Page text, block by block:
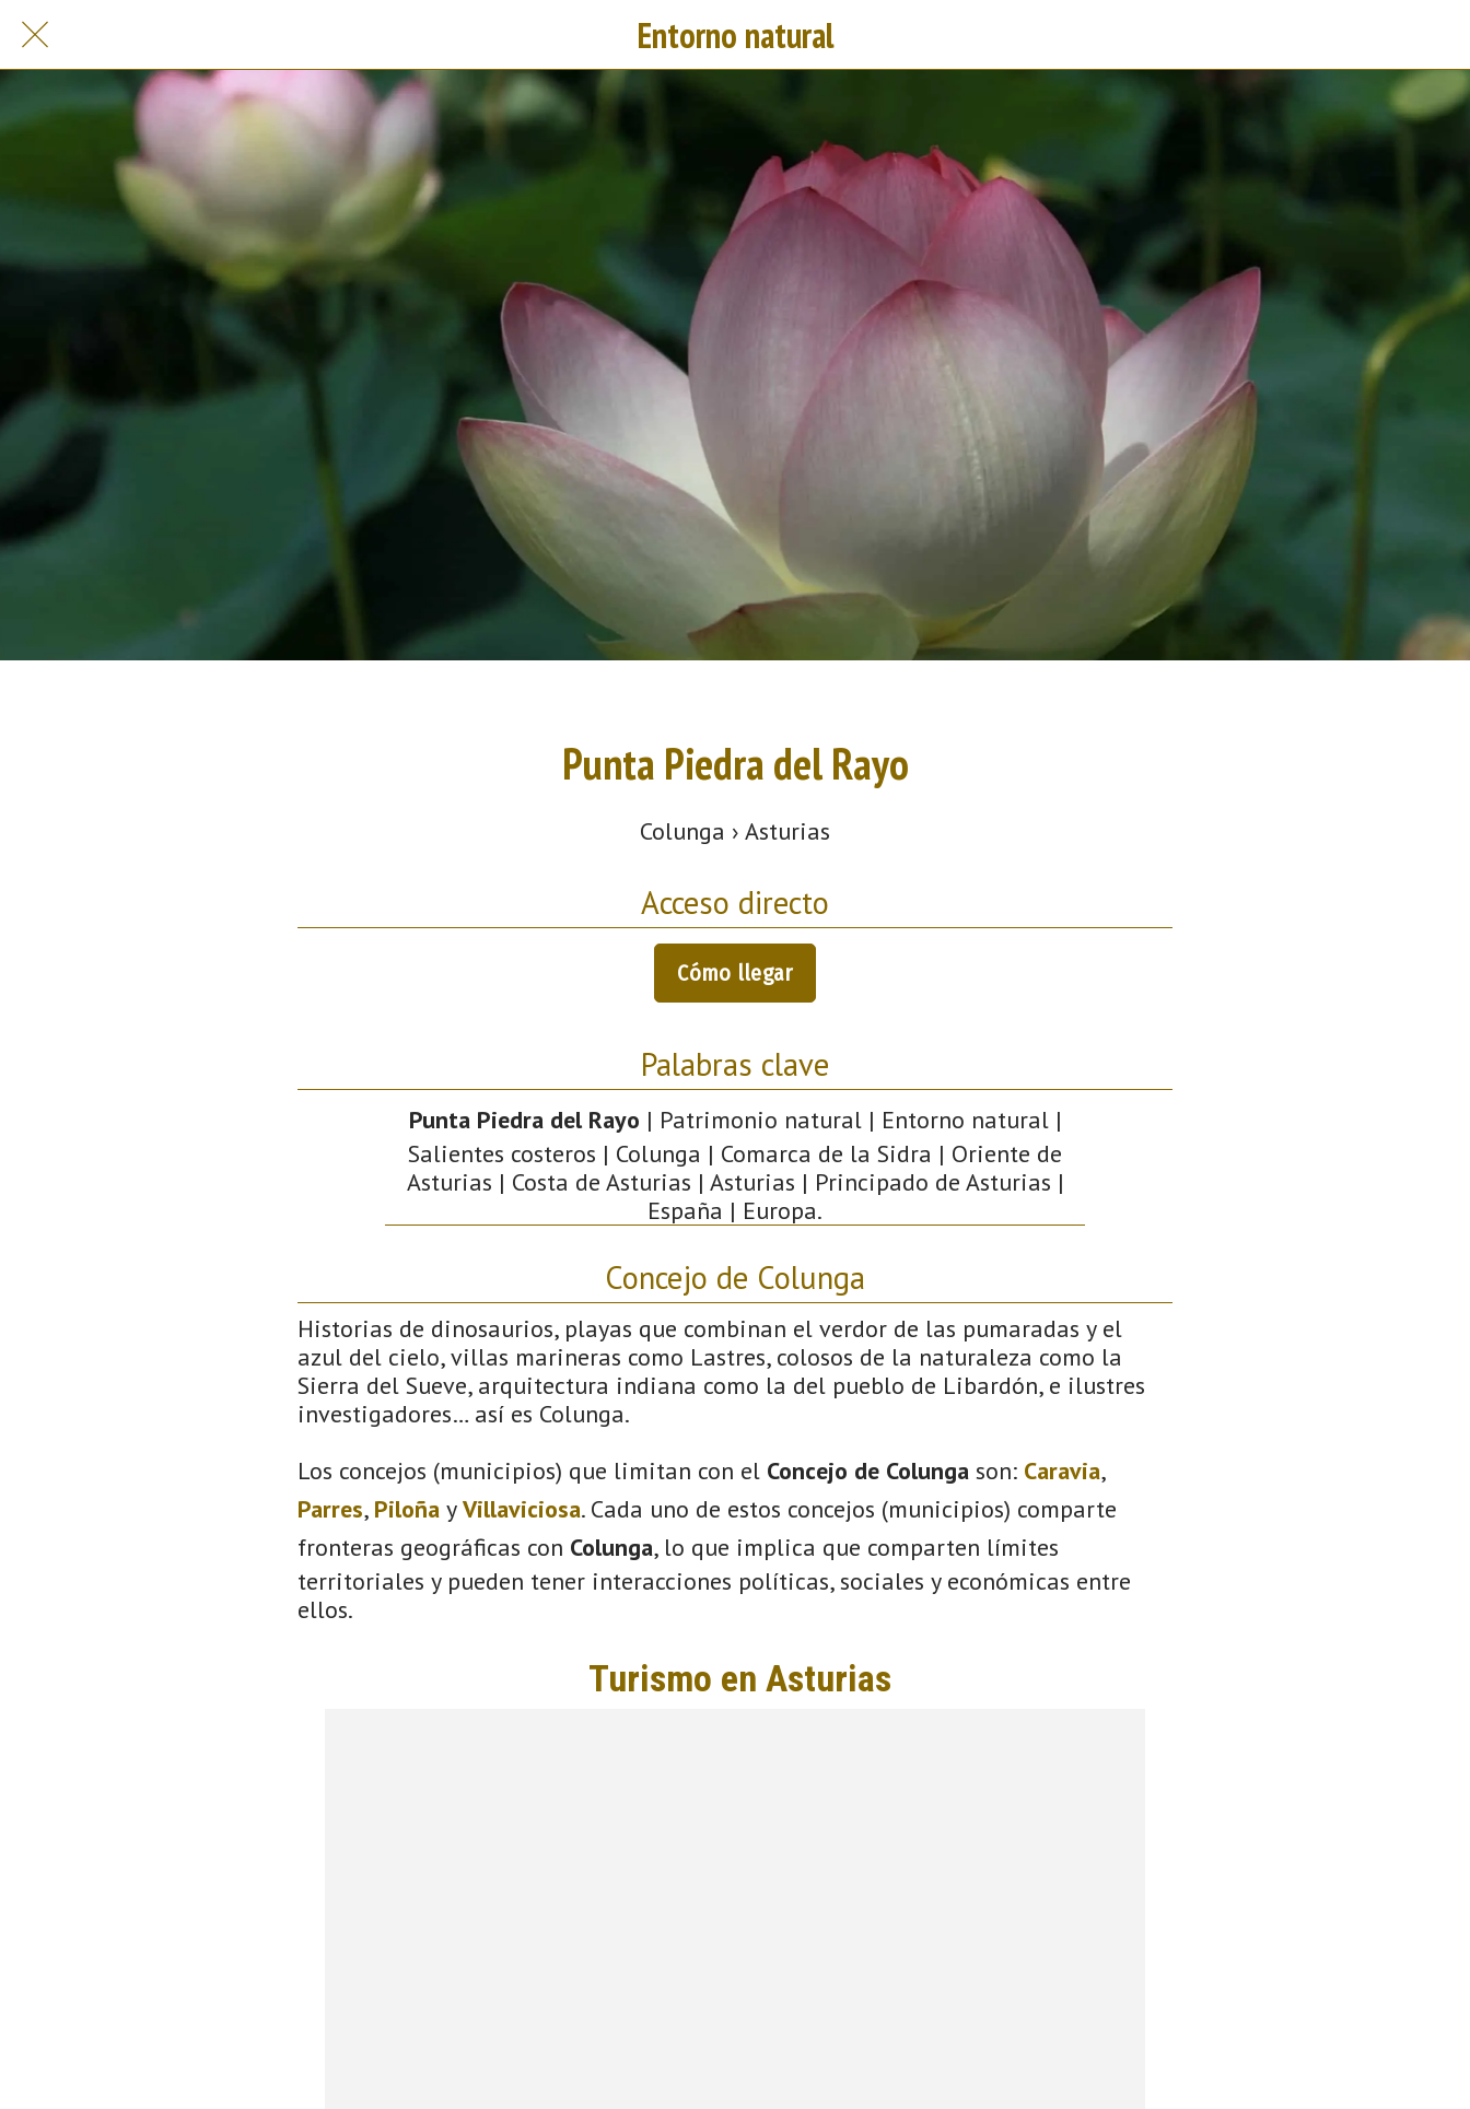
Entorno natural
Punta Piedra del Rayo
Colunga › Asturias
Acceso directo
Cómo llegar
Palabras clave
Punta Piedra del Rayo | Patrimonio natural | Entorno natural |
Salientes costeros | Colunga | Comarca de la Sidra | Oriente de
Asturias | Costa de Asturias | Asturias | Principado de Asturias |
España | Europa.
Concejo de Colunga
Historias de dinosaurios, playas que combinan el verdor de las pumaradas y el
azul del cielo, villas marineras como Lastres, colosos de la naturaleza como la
Sierra del Sueve, arquitectura indiana como la del pueblo de Libardón, e ilustres
investigadores… así es Colunga.
Los concejos (municipios) que limitan con el Concejo de Colunga son: Caravia,
Parres, Piloña yVillaviciosa. Cada uno de estos concejos (municipios) comparte
fronteras geográficas con Colunga, lo que implica que comparten límites
territoriales y pueden tener interacciones políticas, sociales y económicas entre
ellos.